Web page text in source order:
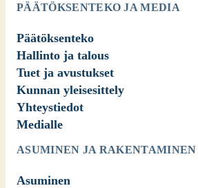
PÄÄTÖKSENTEKO JA MEDIA
Päätöksenteko
Hallinto ja talous
Tuet ja avustukset
Kunnan yleisesittely
Yhteystiedot
Medialle
ASUMINEN JA RAKENTAMINEN
Asuminen